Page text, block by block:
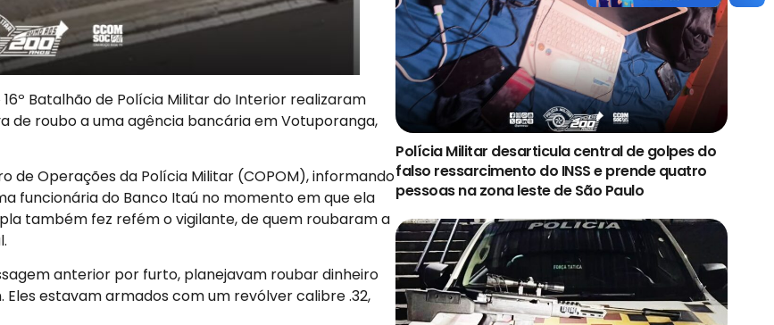
Batalhão de Polícia Militar do Interior realizaram
roubo a uma agência bancária em Votuporanga,
de Operações da Polícia Militar (COPOM), informando
funcionária do Banco Itaú no momento em que ela
também fez refém o vigilante, de quem roubaram a
anterior por furto, planejavam roubar dinheiro
estavam armados com um revólver calibre .32,
Polícia Militar desarticula central de golpes do
falso ressarcimento do INSS e prende quatro
pessoas na zona leste de São Paulo